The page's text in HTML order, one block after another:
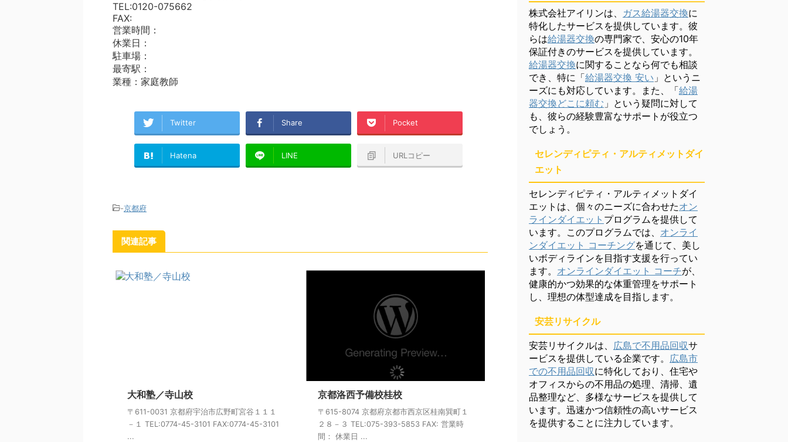
TEL:0120-075662
FAX:
営業時間：
休業日：
駐車場：
最寄駅：
業種：家庭教師
Twitter Share Pocket
Hatena LINE URLコピー
-京都府
関連記事
大和塾／寺山校
〒611-0031 京都府宇治市広野町宮谷１１１
－１ TEL:0774-45-3101 FAX:0774-45-3101
...
京都洛西予備校桂校
〒615-8074 京都府京都市西京区桂南巽町１
２８－３ TEL:075-393-5853 FAX: 営業時
間： 休業日 ...
株式会社アイリンは、 ガス給湯器交換に
特化したサービスを提供しています。彼
らは給湯器交換の専門家で、安心の10年
保証付きのサービスを提供しています。
給湯器交換に関することなら何でも相談
でき、特に「給湯器交換 安い 」というニ
ーズにも対応しています。また、「給湯
器交換どこに頼む 」という疑問に対して
も、彼らの経験豊富なサポートが役立つ
でしょう。
セレンディピティ・アルティメットダイ
エット
セレンディピティ・アルティメットダイ
エットは、個々のニーズに合わせたオン
ラインダイエット プログラムを提供して
います。このプログラムでは、 オンライ
ンダイエット コーチングを通じて、美し
いボディラインを目指す支援を行ってい
ます。 オンラインダイエット コーチが、
健康的かつ効果的な体重管理をサポート
し、理想の体型達成を目指します。
安芸リサイクル
安芸リサイクルは、 広島で不用品回収サ
ービスを提供している企業です。 広島市
での不用品回収に特化しており、住宅や
オフィスからの不用品の処理、清掃、遺
品整理など、多様なサービスを提供して
います。迅速かつ信頼性の高いサービス
を提供することに注力しています。